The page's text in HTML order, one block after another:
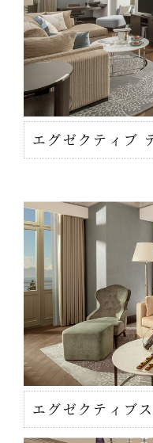
エグゼクティブ
エグゼクティブ